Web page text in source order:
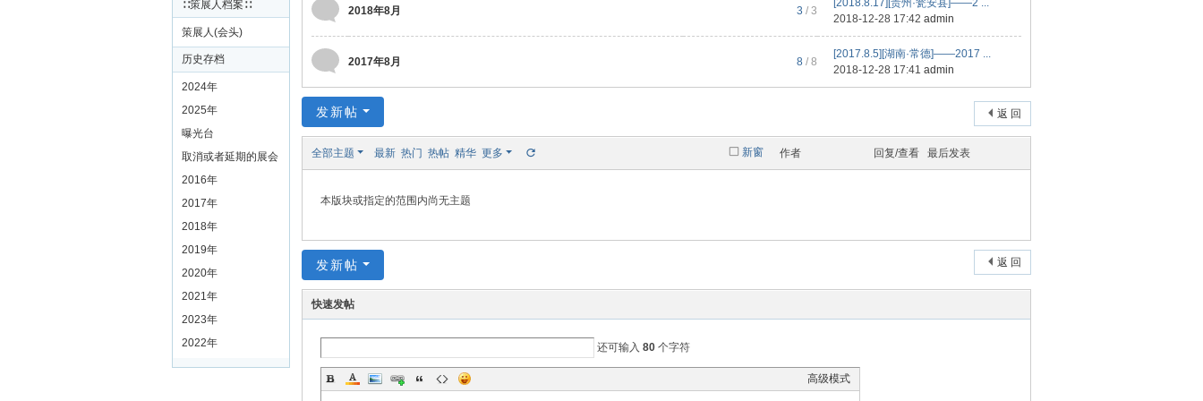
∷策展人档案∷
策展人(会头)
历史存档
2024年
2025年
曝光台
取消或者延期的展会
2016年
2017年
2018年
2019年
2020年
2021年
2023年
2022年
2018年8月 3 / 3
[2018.8.17][贵州·瓮安县]——2 ...
2018-12-28 17:42 admin
2017年8月 8 / 8
[2017.8.5][湖南·常德]——2017 ...
2018-12-28 17:41 admin
返 回
发新帖
新窗
全部主题 最新 热门 热帖 精华 更多 作者 回复/查看 最后发表
本版块或指定的范围内尚无主题
返 回
发新帖
快速发帖
还可输入 80 个字符
高级模式